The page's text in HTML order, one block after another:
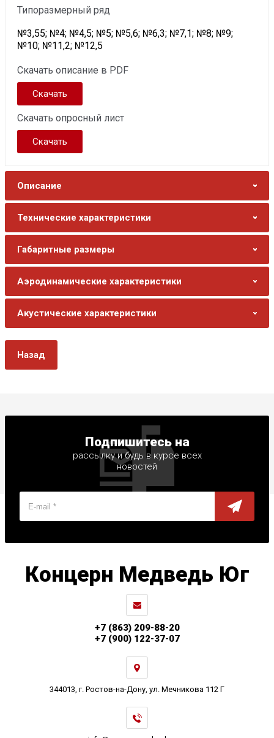
Типоразмерный ряд
№3,55; №4; №4,5; №5; №5,6; №6,3; №7,1; №8; №9;
№10; №11,2; №12,5
Скачать описание в PDF
Скачать
Скачать опросный лист
Скачать
Описание
Технические характеристики
Габаритные размеры
Аэродинамические характеристики
Акустические характеристики
Назад
Подпишитесь на
рассылку и будь в курсе всех
новостей
Концерн Медведь Юг
+7 (863) 209-88-20
+7 (900) 122-37-07
344013, г. Ростов-на-Дону, ул. Мечникова 112 Г